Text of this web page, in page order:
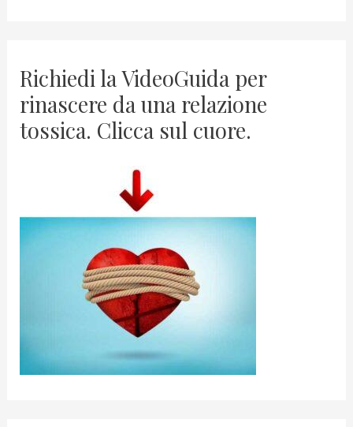
Richiedi la VideoGuida per
rinascere da una relazione
tossica. Clicca sul cuore.